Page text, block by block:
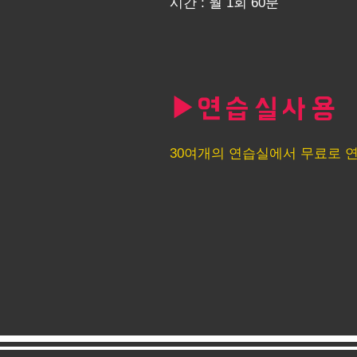
▶ 연습실사용
30여개의 연습실에서 무료로